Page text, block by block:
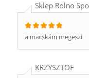
Sklep Rolno
a macskám megeszi
KRZYSZTOF